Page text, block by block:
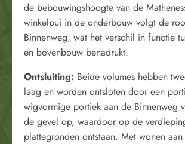
de bebouwingshoogte van de
winkelpui in de onderbouw volgt de
Binnenweg, wat het verschil in functie
en bovenbouw benadrukt.
Ontsluiting: Beide volumes hebben
laag en worden ontsloten door een
wigvormige portiek aan de Binnenweg
de gevel op, waardoor op de
plattegronden ontstaan. Met wonen